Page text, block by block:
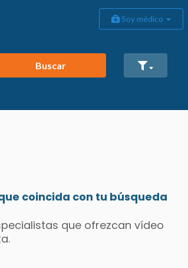
Soy médico
Buscar
coincida con tu búsqueda
que ofrezcan vídeo